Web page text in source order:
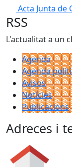
Acta Junta de
RSS
L'actualitat a un
Agenda
Agenda
Avisos
Notícies
Publicacions
Adreces i